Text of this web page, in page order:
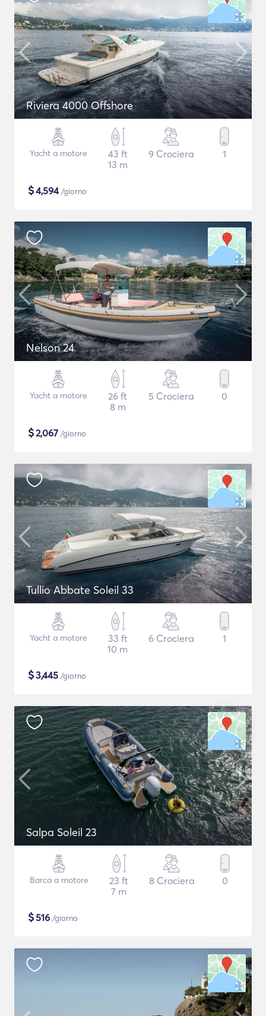
Riviera 4000 Offshore
Yacht a motore
43 ft
13 m
9 Crociera 1
$4,594/giorno
Nelson 24
Yacht a motore
26 ft
8 m
5 Crociera 0
$2,067 /giorno
Tullio Abbate Soleil 33
Yacht a motore
33 ft
10 m
6 Crociera 1
$3,445 /giorno
Salpa Soleil 23
Barca a motore
23 ft
7 m
8 Crociera 0
$516 /giorno